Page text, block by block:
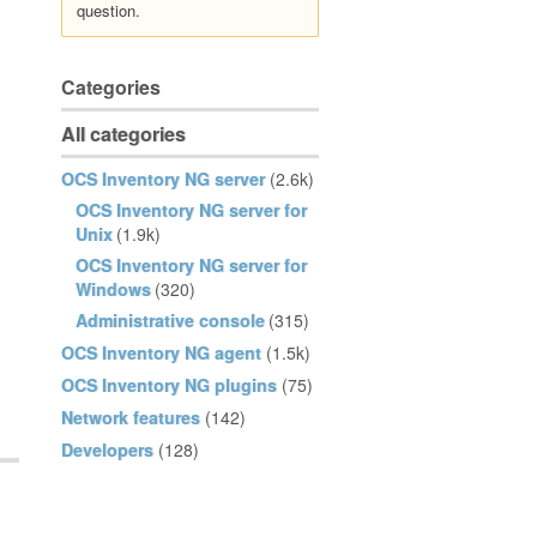
question.
Categories
All categories
OCS Inventory NG server (2.6k)
OCS Inventory NG server for
Unix (1.9k)
OCS Inventory NG server for
Windows (320)
Administrative console (315)
OCS Inventory NG agent (1.5k)
OCS Inventory NG plugins (75)
Network features (142)
Developers (128)